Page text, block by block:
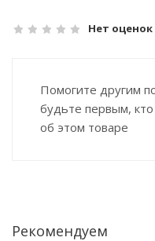
Нет оценок
Помогите другим
будьте первым,
об этом товаре
Рекомендуем